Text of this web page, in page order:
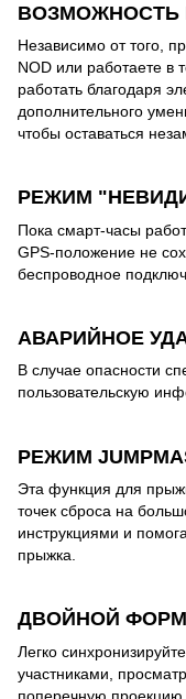
ВОЗМОЖНОСТЬ
Независимо от того,
NOD или работаете в
работать благодаря
дополнительного
чтобы оставаться
РЕЖИМ
Пока смарт-часы
GPS-положение не
беспроводное
АВАРИЙНОЕ
В случае опасности
пользовательскую
РЕЖИМ
Эта функция для
точек сброса на
инструкциями и
прыжка.
ДВОЙНОЙ
Легко
участниками,
поперечную